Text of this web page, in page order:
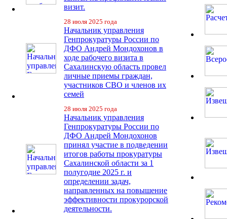
визит.
28 июля 2025 года
Начальник управления
Генпрокуратуры России по
ДФО Андрей Мондохонов в
ходе рабочего визита в
Сахалинскую область провел
личные приемы граждан,
участников СВО и членов их
семей
28 июля 2025 года
Начальник управления
Генпрокуратуры России по
ДФО Андрей Мондохонов
принял участие в подведении
итогов работы прокуратуры
Сахалинской области за 1
полугодие 2025 г. и
определении задач,
направленных на повышение
эффективности прокурорской
деятельности.